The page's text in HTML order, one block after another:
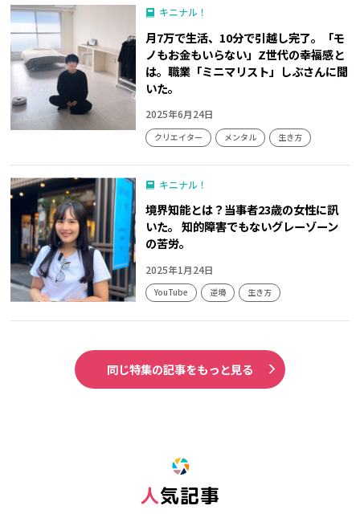
キニナル！
月7万で生活、10分で引越し完了。「モ
ノもお金もいらない」Z世代の幸福感と
は。職業「ミニマリスト」しぶさんに聞
いた。
2025年6月24日
クリエイター メンタル 生き方
キニナル！
境界知能とは？当事者23歳の女性に訊
いた。 知的障害でもないグレーゾーン
の苦労。
2025年1月24日
YouTube 逆境 生き方
同じ特集の記事をもっと見る
人気記事